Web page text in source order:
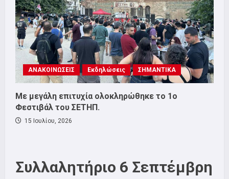
ΑΝΑΚΟΙΝΩΣΕΙΣ Εκδηλώσεις ΣΗΜΑΝΤΙΚΑ
Με μεγάλη επιτυχία ολοκληρώθηκε το 1ο
Φεστιβάλ του ΣΕΤΗΠ.
15 Ιουλίου, 2026
Συλλαλητήριο 6 Σεπτέμβρη